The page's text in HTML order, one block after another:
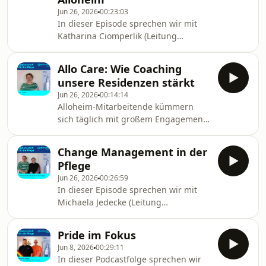
unabdingbar. Wie erklärt sich dieser
scheinbare Widerspruch? Was kann
jede Residenz unternehmen, um eine
ausreichende Belegung zu sichern?
Welche Herausforderungen gibt es
dabei und wie lass
Jun 26, 202600:23:03
In dieser Episode sprechen wir mit
Katharina Ciomperlik (Leitung
(Residenzleitung) und Benjamin Gehl
(Pflegedienstleitung) darüber, warum
Praxisanleitungen heute eine neue
Schlüsselrolle für die Pflege-
Ausbildung zukommt. Wir erklären,
wie sich ihre Aufgaben verändert
haben, in welchen Residenzen
führende* Praxisanleitungen sinnvoll
agie
Allo Care: Wie Coaching
unsere Residenzen stärkt
Jun 26, 202600:14:14
Alloheim-Mitarbeitende kümmern
sich täglich mit großem Engagement
unseren Residenzen, doch wer
kümmert sich um sie? Die Antwort
lautet: Kerstin Winter mit unserem
internen Coaching-Angebot Allo Care!
In dieser Folge sprechen wir darüber,
welchen Mehrwert ein solches
Coaching Residenzleitungen, anderen
Führungskräfte und ganzen Teams b
Change Management in der
Pflege
Jun 26, 202600:26:59
In dieser Episode sprechen wir mit
Michaela Jedecke (Leitung
Kerstin Winter (interne Trainerin, Allo-
Care) darüber, was Change und
Pride im Fokus
Jun 8, 202600:29:11
In dieser Podcastfolge sprechen wir